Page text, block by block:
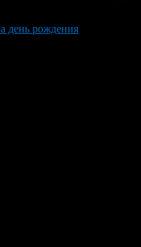
день рождения